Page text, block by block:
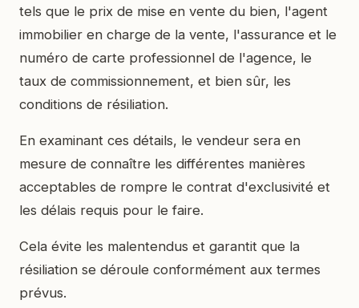
tels que le prix de mise en vente du bien, l'agent
immobilier en charge de la vente, l'assurance et le
numéro de carte professionnel de l'agence, le
taux de commissionnement, et bien sûr, les
conditions de résiliation.
En examinant ces détails, le vendeur sera en
mesure de connaître les différentes manières
acceptables de rompre le contrat d'exclusivité et
les délais requis pour le faire.
Cela évite les malentendus et garantit que la
résiliation se déroule conformément aux termes
prévus.